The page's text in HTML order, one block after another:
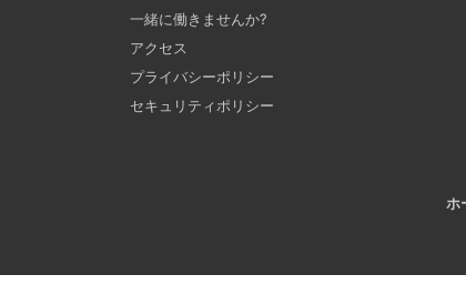
一緒に働きませんか?
アクセス
プライバシーポリシー
セキュリティポリシー
ホ